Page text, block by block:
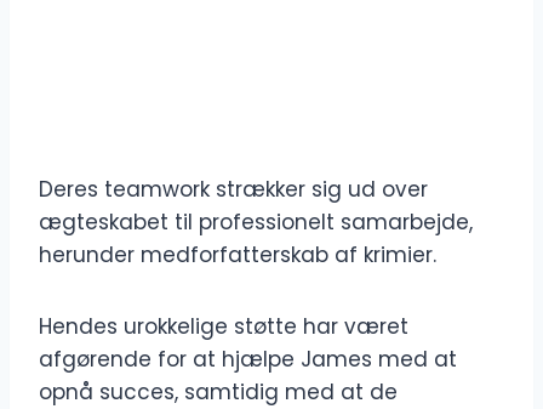
Deres teamwork strækker sig ud over
ægteskabet til professionelt samarbejde,
herunder medforfatterskab af krimier.
Hendes urokkelige støtte har været
afgørende for at hjælpe James med at
opnå succes, samtidig med at de